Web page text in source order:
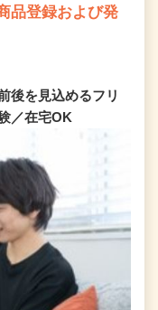
品登録および発
後を見込めるフリ
／在宅OK